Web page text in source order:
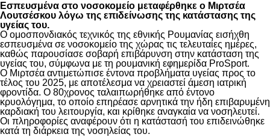
Εσπευσμένα στο νοσοκομείο μεταφέρθηκε ο Μιρτσέα
Λουτσέσκου λόγω της επιδείνωσης της κατάστασης της
υγείας του.
Ο ομοσπονδιακός τεχνικός της εθνικής Ρουμανίας εισήχθη
εσπευσμένα σε νοσοκομείο της χώρας τις τελευταίες ημέρες,
καθώς παρουσίασε σοβαρή επιβάρυνση στην κατάσταση της
υγείας του, σύμφωνα με τη ρουμανική εφημερίδα ProSport.
Ο Μιρτσέα αντιμετώπισε έντονα προβλήματα υγείας προς το
τέλος του 2025, με αποτέλεσμα να χρειαστεί άμεση ιατρική
φροντίδα. Ο 80χρονος ταλαιπωρήθηκε από έντονο
κρυολόγημα, το οποίο επηρέασε αρνητικά την ήδη επιβαρυμένη
καρδιακή του λειτουργία, και κρίθηκε αναγκαία να νοσηλευτεί.
Οι πληροφορίες αναφέρουν ότι η κατάστασή του επιδεινώθηκε
κατά τη διάρκεια της νοσηλείας του.